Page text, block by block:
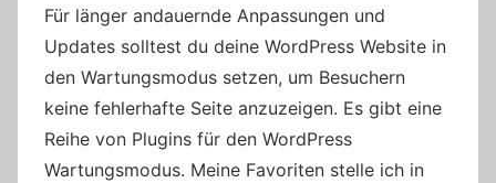
Für länger andauernde Anpassungen und
Updates solltest du deine WordPress Website in
den Wartungsmodus setzen, um Besuchern
keine fehlerhafte Seite anzuzeigen. Es gibt eine
Reihe von Plugins für den WordPress
Wartungsmodus. Meine Favoriten stelle ich in